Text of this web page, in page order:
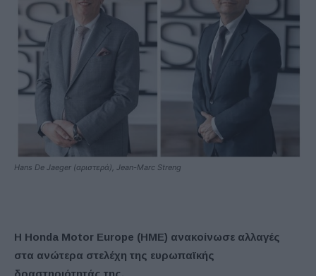
Hans De Jaeger (αριστερά), Jean-Marc Streng
Η Honda Motor Europe (HME) ανακοίνωσε αλλαγές
στα ανώτερα στελέχη της ευρωπαϊκής